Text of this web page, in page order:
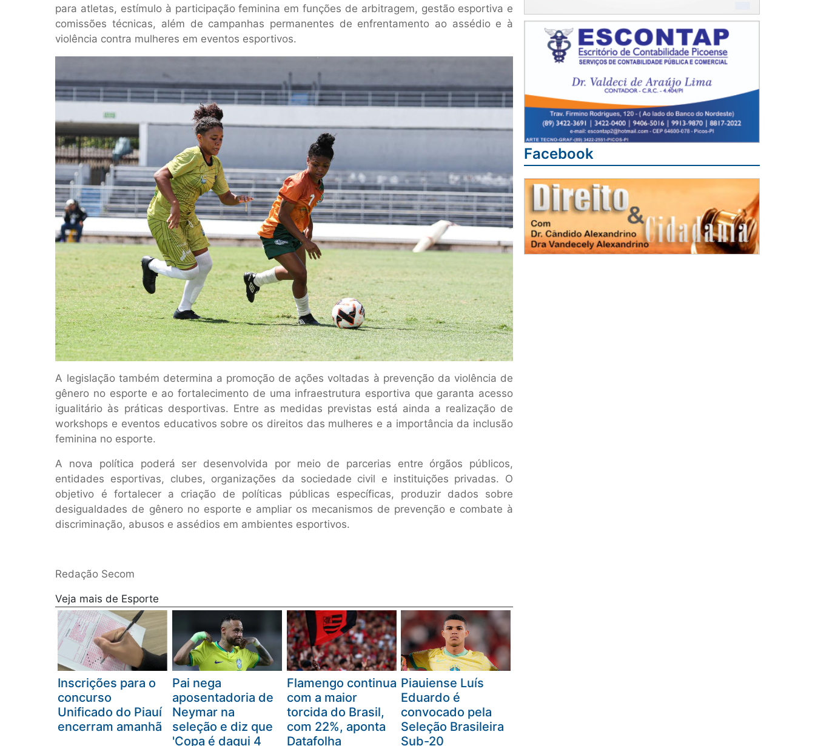
para atletas, estímulo à participação feminina em funções de arbitragem, gestão esportiva e
comissões técnicas, além de campanhas permanentes de enfrentamento ao assédio e à
violência contra mulheres em eventos esportivos.
A legislação também determina a promoção de ações voltadas à prevenção da violência de
gênero no esporte e ao fortalecimento de uma infraestrutura esportiva que garanta acesso
igualitário às práticas desportivas. Entre as medidas previstas está ainda a realização de
workshops e eventos educativos sobre os direitos das mulheres e a importância da inclusão
feminina no esporte.
A nova política poderá ser desenvolvida por meio de parcerias entre órgãos públicos,
entidades esportivas, clubes, organizações da sociedade civil e instituições privadas. O
objetivo é fortalecer a criação de políticas públicas específicas, produzir dados sobre
desigualdades de gênero no esporte e ampliar os mecanismos de prevenção e combate à
discriminação, abusos e assédios em ambientes esportivos.
Redação Secom
Veja mais de Esporte
Inscrições para o
concurso
Unificado do Piauí
encerram amanhã
Pai nega
aposentadoria de
Neymar na
seleção e diz que
'Copa é daqui 4
Flamengo continua
com a maior
torcida do Brasil,
com 22%, aponta
Datafolha
Piauiense Luís
Eduardo é
convocado pela
Seleção Brasileira
Sub-20
Facebook